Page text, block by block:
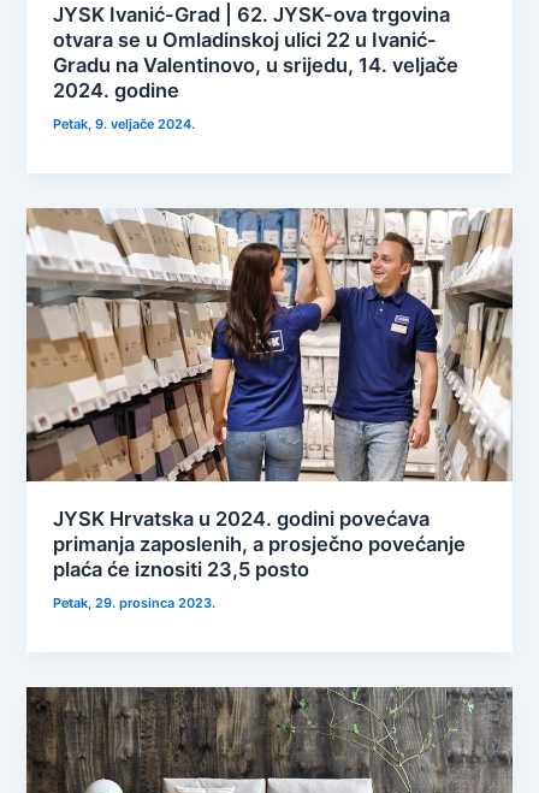
JYSK Ivanić-Grad | 62. JYSK-ova trgovina
otvara se u Omladinskoj ulici 22 u Ivanić-
Gradu na Valentinovo, u srijedu, 14. veljače
2024. godine
Petak, 9. veljače 2024.
JYSK Hrvatska u 2024. godini povećava
primanja zaposlenih, a prosječno povećanje
plaća će iznositi 23,5 posto
Petak, 29. prosinca 2023.